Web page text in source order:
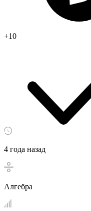
+10
4 года назад
Алгебра